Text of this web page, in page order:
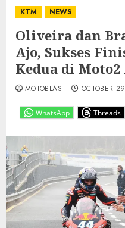
KTM NEWS
Oliveira dan
Ajo, Sukses
Kedua di
WhatsApp Threads
MOTOBLAST OCTOBER